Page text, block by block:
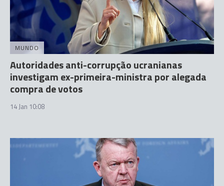
MUNDO
Autoridades anti-corrupção ucranianas
investigam ex-primeira-ministra por alegada
compra de votos
14 Jan 10:08